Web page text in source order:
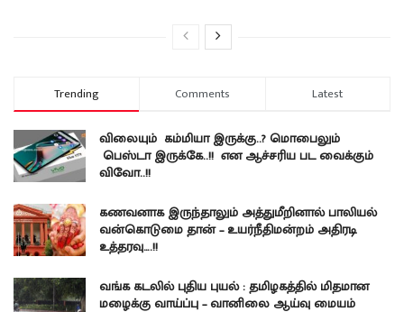
Trending Comments Latest
விலையும் கம்மியா இருக்கு..? மொபைலும்
பெஸ்டா இருக்கே..!! என ஆச்சரிய பட வைக்கும்
விவோ..!!
கணவனாக இருந்தாலும் அத்துமீறினால் பாலியல்
வன்கொடுமை தான் – உயர்நீதிமன்றம் அதிரடி
உத்தரவு….!!
வங்க கடலில் புதிய புயல் : தமிழகத்தில் மிதமான
மழைக்கு வாய்ப்பு – வானிலை ஆய்வு மையம்